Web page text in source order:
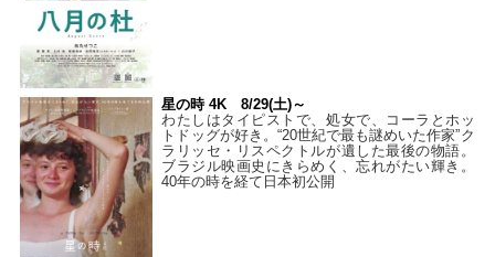
星の時 4K 8/29(土)～
わたしはタイピストで、処⼥で、コーラとホッ
トドッグが好き。“20世紀で最も謎めいた作家”ク
ラリッセ・リスペクトルが遺した最後の物語。
ブラジル映画史にきらめく、忘れがたい輝き。
40年の時を経て⽇本初公開